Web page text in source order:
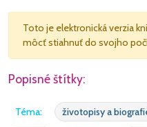
Toto je elektronická verzia
môcť stiahnuť do svojho
Popisné štítky:
Téma: životopisy a